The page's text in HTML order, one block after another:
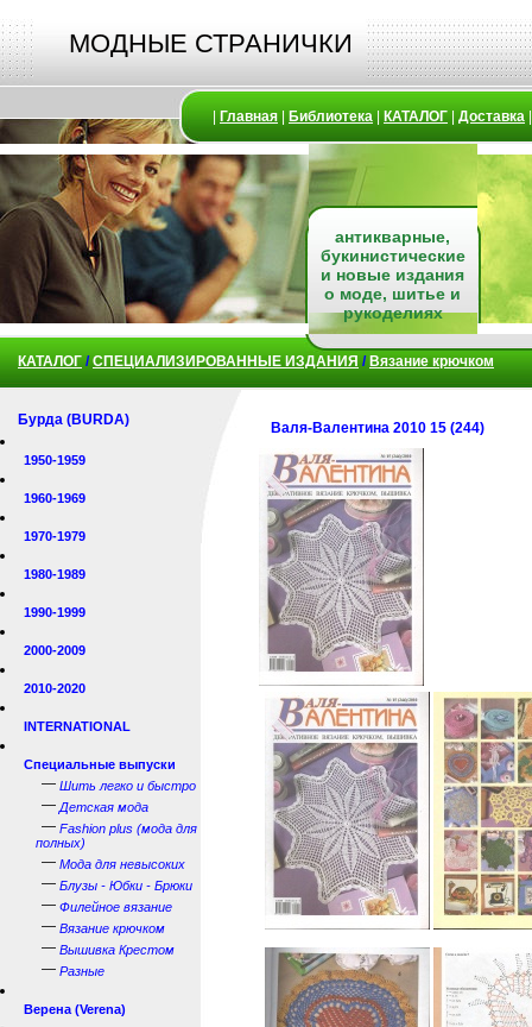
МОДНЫЕ СТРАНИЧКИ
Главная Библиотека КАТАЛОГ Доставка
антикварные,
букинистические
и новые издания
о моде, шитье и
рукоделиях
КАТАЛОГ /СПЕЦИАЛИЗИРОВАННЫЕ ИЗДАНИЯ / Вязание крючком
Бурда (BURDA)
1950-1959
1960-1969
1970-1979
1980-1989
1990-1999
2000-2009
2010-2020
INTERNATIONAL
Специальные выпуски
— Шить легко и быстро
— Детская мода
— Fashion plus (мода для
полных)
— Мода для невысоких
— Блузы - Юбки - Брюки
— Филейное вязание
— Вязание крючком
— Вышивка Крестом
— Разные
Верена (Verena)
Валя-Валентина 2010 15 (244)